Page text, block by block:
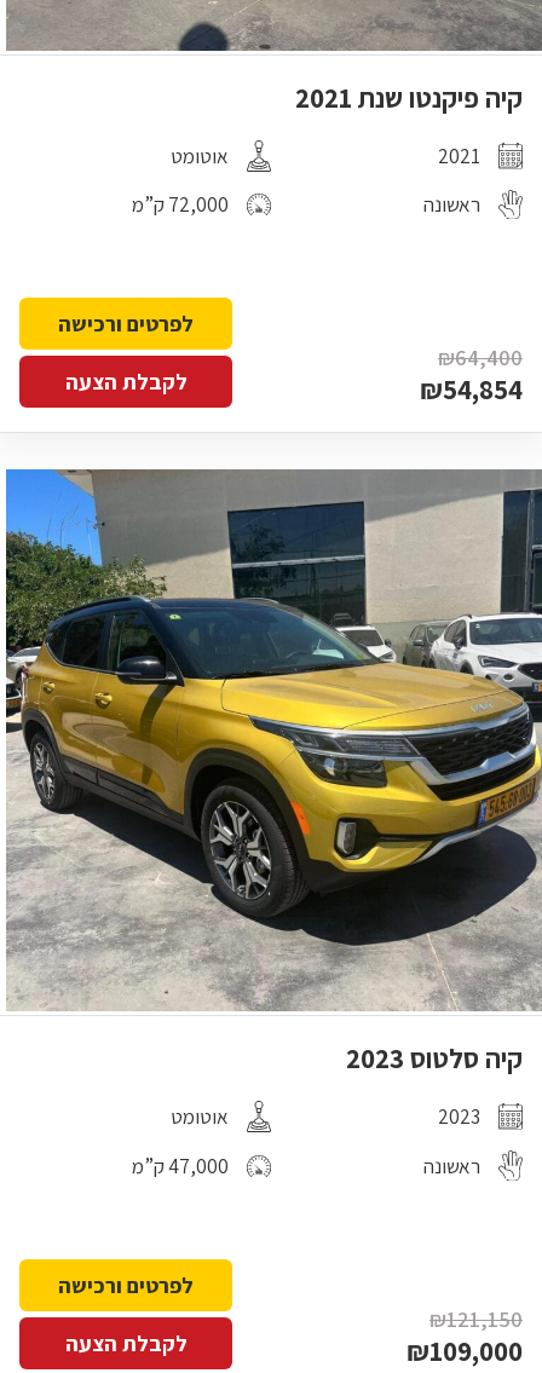
קיה פיקנטו שנת 2021
2021
אוטומט
ראשונה
72,000 ק”מ
₪64,400
₪54,854
לפרטים ורכישה
לקבלת הצעה
קיה סלטוס 2023
2023
אוטומט
ראשונה
47,000 ק”מ
₪121,150
₪109,000
לפרטים ורכישה
לקבלת הצעה